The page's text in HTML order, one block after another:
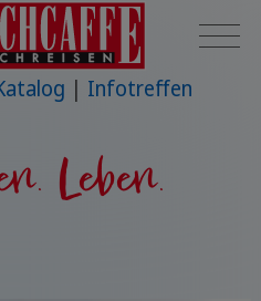
Infotreffen
Leben.